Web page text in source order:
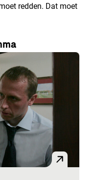
redden. Dat moet